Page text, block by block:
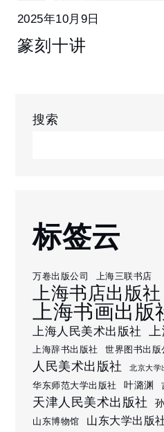
2025年10月9日
篆刻十讲
搜索
标签云
万卷出版公司 上海三联书店
上海书店出版社
上海书画出版
上海人民美术出版社
上海辞书出版社 世界图书出版
人民美术出版社 北京大学
华东师范大学出版社 叶潞渊
天津人民美术出版社
山东博物馆
山东大学出版